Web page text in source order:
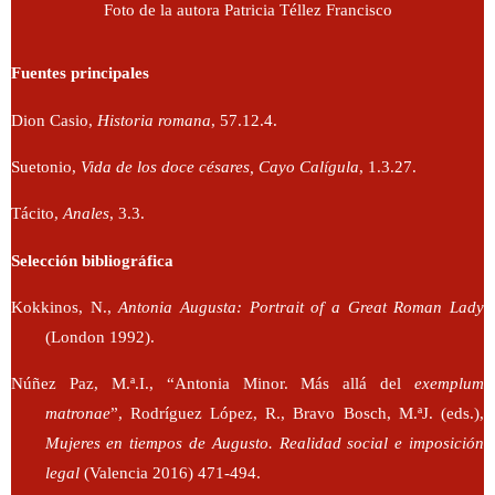
Foto de la autora Patricia Téllez Francisco
Fuentes principales
Dion Casio, Historia romana, 57.12.4.
Suetonio, Vida de los doce césares, Cayo Calígula, 1.3.27.
Tácito, Anales, 3.3.
Selección bibliográfica
Kokkinos, N.,Antonia Augusta: Portrait of a Great Roman Lady
(London 1992).
Núñez Paz, M.ª.I., “Antonia Minor. Más allá del exemplum
matronae”, Rodríguez López, R., Bravo Bosch, M.ªJ. (eds.),
Mujeres en tiempos de Augusto. Realidad social e imposición
legal(Valencia 2016) 471-494.